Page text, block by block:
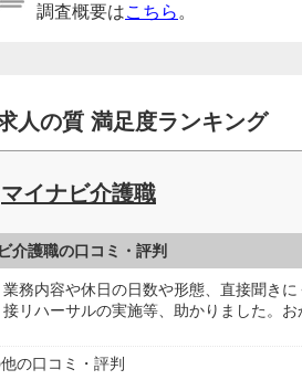
調査概要はこちら 。
人の質 満足度ランキング
マイナビ介護職
介護職の口コミ・評判
業務内容や休日の日数や形態、直接聞き
接リハーサルの実施等、助かりました。
の口コミ・評判